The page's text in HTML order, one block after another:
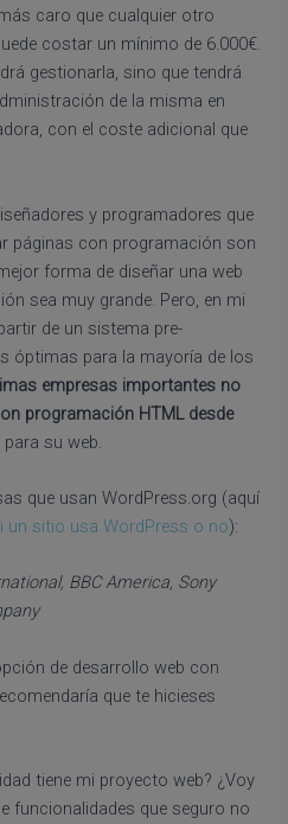
caro que cualquier otro
costar un mínimo de 6.000€.
gestionarla, sino que tendrá
de la misma en
con el coste adicional que
y programadores que
páginas con programación son
forma de diseñar una web
sea muy grande. Pero, en mi
de un sistema pre-
óptimas para la mayoría de los
empresas importantes no
programación HTML desde
para su web.
que usan WordPress.org (aquí
un sitio usa WordPress o no):
BBC America, Sony
de desarrollo web con
que te hicieses
tiene mi proyecto web? ¿Voy
funcionalidades que seguro no